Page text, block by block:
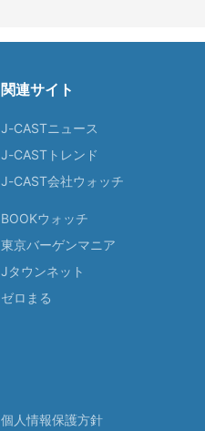
関連サイト
J-CASTニュース
J-CASTトレンド
J-CAST会社ウォッチ
BOOKウォッチ
東京バーゲンマニア
Jタウンネット
ゼロまる
個人情報保護方針